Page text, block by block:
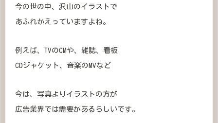
今の世の中、沢山のイラストで
あふれかえっていますよね。
例えば、TVのCMや、雑誌、看板
CDジャケット、音楽のMVなど
今は、写真よりイラストの方が
広告業界では需要があるらしいです。